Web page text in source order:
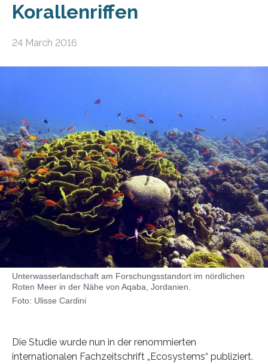
Korallenriffen
24 March 2016
Unterwasserlandschaft am Forschungsstandort im nördlichen
Roten Meer in der Nähe von Aqaba, Jordanien.
Foto: Ulisse Cardini
Die Studie wurde nun in der renommierten
internationalen Fachzeitschrift „Ecosystems“ publiziert.